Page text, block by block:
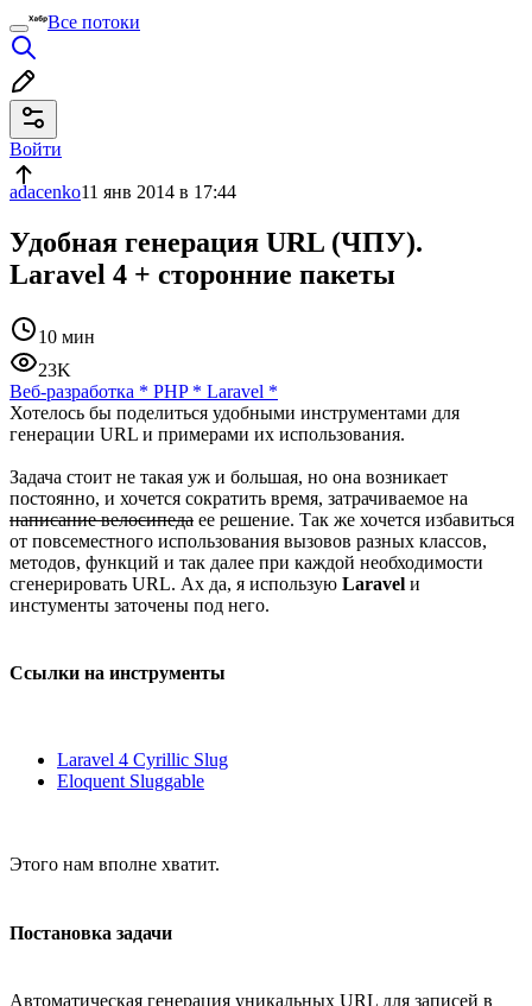
Все потоки
Войти
adacenko11 янв 2014 в 17:44
Удобная генерация URL (ЧПУ).
Laravel 4 + сторонние пакеты
10 мин
23K
Веб-разработка * PHP* Laravel *
Хотелось бы поделиться удобными инструментами для
генерации URL и примерами их использования.
Задача стоит не такая уж и большая, но она возникает
постоянно, и хочется сократить время, затрачиваемое на
написание велосипеда ее решение. Так же хочется избавиться
от повсеместного использования вызовов разных классов,
методов, функций и так далее при каждой необходимости
сгенерировать URL. Ах да, я использую Laravel и
инстументы заточены под него.
Ссылки на инструменты
Laravel 4 Cyrillic Slug
Eloquent Sluggable
Этого нам вполне хватит.
Постановка задачи
Автоматическая генерация уникальных URL для записей в